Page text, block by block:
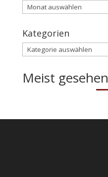
Archiv
Kategorien
Kategorien
Meist gesehen